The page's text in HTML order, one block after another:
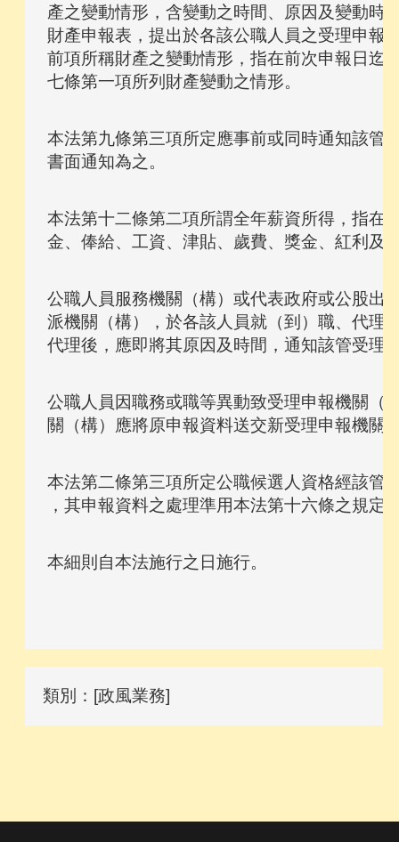
產之變動情形，含變動之時間、原因及變動時
財產申報表，提出於各該公職人員之受理申報
前項所稱財產之變動情形，指在前次申報日迄
本法第九條第三項所定應事前或同時通知該管
本法第十二條第二項所謂全年薪資所得，指在
公職人員服務機關（構）或代表政府或公股出
派機關（構），於各該人員就（到）職、代理
公職人員因職務或職等異動致受理申報機關（
本法第二條第三項所定公職候選人資格經該管
類別：[政風業務]